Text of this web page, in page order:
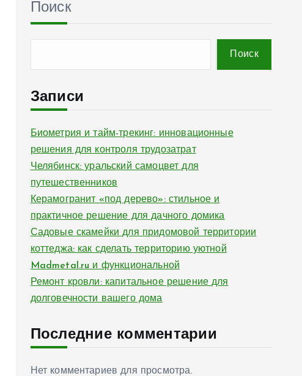
Поиск
Поиск
Записи
Биометрия и тайм-трекинг: инновационные
решения для контроля трудозатрат
Челябинск: уральский самоцвет для
путешественников
Керамогранит «под дерево»: стильное и
практичное решение для дачного домика
Садовые скамейки для придомовой территории
коттеджа: как сделать территорию уютной
Madmetal.ru и функциональной
Ремонт кровли: капитальное решение для
долговечности вашего дома
Последние комментарии
Нет комментариев для просмотра.